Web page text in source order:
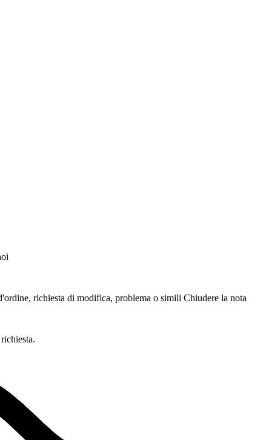
richiesta di modifica, problema o simili Chiudere la nota